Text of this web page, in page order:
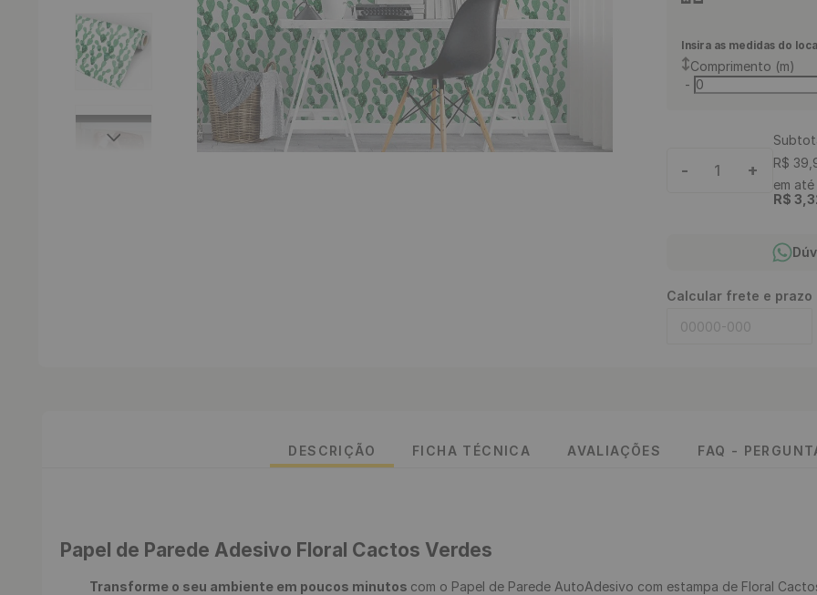
Insira as medidas do
Comprimento (m)
-
- 1 +
R$ 39
em até
R$ 3
Calcular frete e prazo
DESCRIÇÃO FICHA TÉCNICA AVALIAÇÕES FAQ -
Papel de Parede Adesivo Floral Cactos Verdes
Transforme o seu ambiente em poucos minutos com o Papel de Parede AutoAdesivo com estampa de Floral